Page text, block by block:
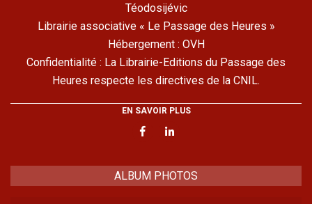
Téodosijévic
Librairie associative « Le Passage des Heures »
Hébergement : OVH
Confidentialité : La Librairie-Editions du Passage des
Heures respecte les directives de la CNIL.
EN SAVOIR PLUS
ALBUM PHOTOS